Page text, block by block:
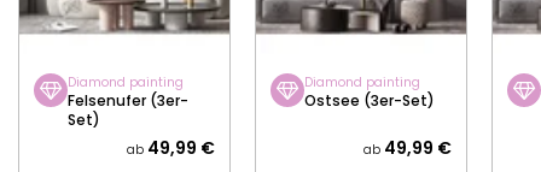
Diamond painting
Felsenufer (3er-
Set)
ab 49,99 €
Diamond painting
Ostsee (3er-Set)
ab 49,99 €